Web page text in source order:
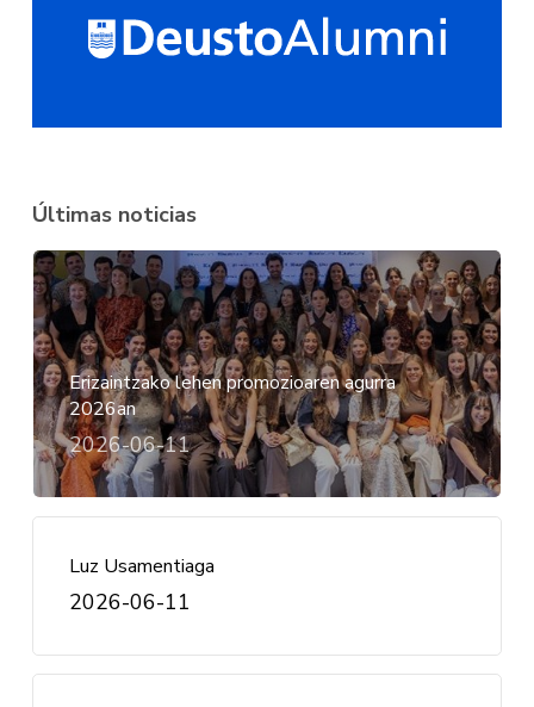
Últimas noticias
Erizaintzako lehen promozioaren agurra
2026an
2026-06-11
Luz Usamentiaga
2026-06-11